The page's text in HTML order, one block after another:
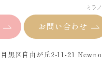
ミラ
お問い合わせ
黒区自由が丘2-11-21 Newno